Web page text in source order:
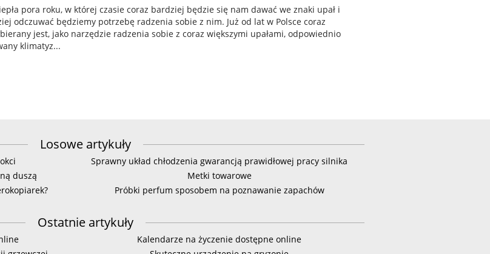
pora roku, w której czasie coraz bardziej będzie się nam dawać we znaki upał i
odczuwać będziemy potrzebę radzenia sobie z nim. Już od lat w Polsce coraz
jest, jako narzędzie radzenia sobie z coraz większymi upałami, odpowiednio
klimatyz...
Losowe artykuły
Sprawny układ chłodzenia gwarancją prawidłowej pracy silnika
duszą
Metki towarowe
Próbki perfum sposobem na poznawanie zapachów
Ostatnie artykuły
Kalendarze na życzenie dostępne online